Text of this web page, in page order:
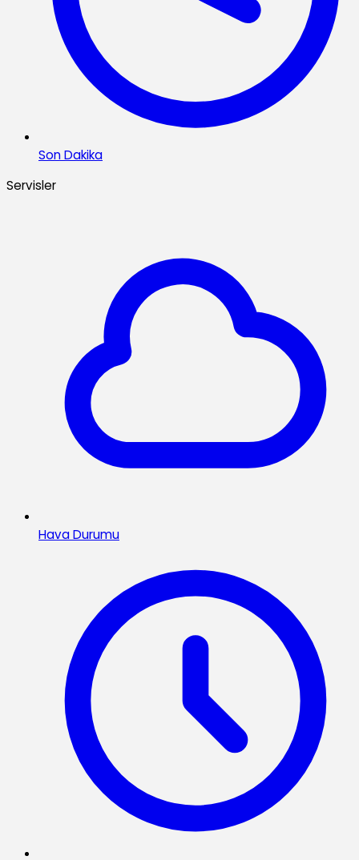
Son Dakika
Servisler
Hava Durumu